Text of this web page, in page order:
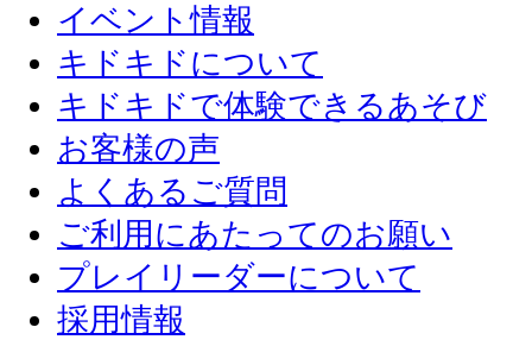
イベント情報
キドキドについて
キドキドで体験できるあそび
お客様の声
よくあるご質問
ご利用にあたってのお願い
プレイリーダーについて
採用情報